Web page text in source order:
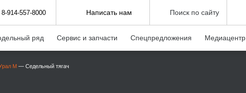
8-914-557-8000 Написать нам Поиск по сайту
ряд Сервис и запчасти Спецпредложения Медиацентр
М — Седельный тягач